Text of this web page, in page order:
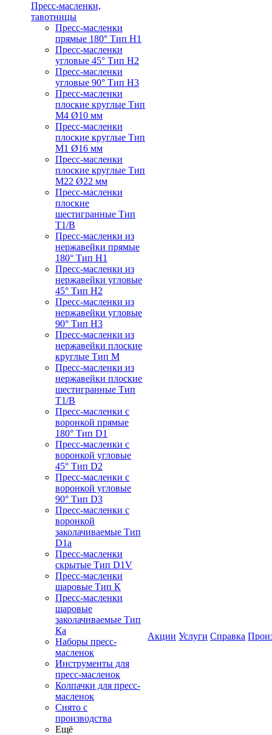
Пресс-масленки,
тавотницы
Пресс-масленки
прямые 180° Тип H1
Пресс-масленки
угловые 45° Тип H2
Пресс-масленки
угловые 90° Тип H3
Пресс-масленки
плоские круглые Тип
M4 Ø10 мм
Пресс-масленки
плоские круглые Тип
M1 Ø16 мм
Пресс-масленки
плоские круглые Тип
M22 Ø22 мм
Пресс-масленки
плоские
шестигранные Тип
T1/B
Пресс-масленки из
нержавейки прямые
180° Тип H1
Пресс-масленки из
нержавейки угловые
45° Тип H2
Пресс-масленки из
нержавейки угловые
90° Тип H3
Пресс-масленки из
нержавейки плоские
круглые Тип M
Пресс-масленки из
нержавейки плоские
шестигранные Тип
T1/B
Пресс-масленки с
воронкой прямые
180° Тип D1
Пресс-масленки с
воронкой угловые
45° Тип D2
Пресс-масленки с
воронкой угловые
90° Тип D3
Пресс-масленки с
воронкой
заколачиваемые Тип
D1a
Пресс-масленки
скрытые Тип D1V
Пресс-масленки
шаровые Тип К
Пресс-масленки
шаровые
заколачиваемые Тип
Кa
Наборы пресс-
масленок
Инструменты для
пресс-масленок
Колпачки для пресс-
масленок
Снято с
производства
Ещё
Акции Услуги Справка